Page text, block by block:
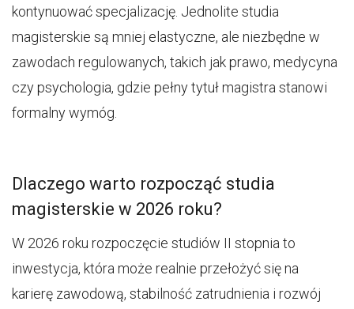
kontynuować specjalizację. Jednolite studia
magisterskie są mniej elastyczne, ale niezbędne w
zawodach regulowanych, takich jak prawo, medycyna
czy psychologia, gdzie pełny tytuł magistra stanowi
formalny wymóg.
Dlaczego warto rozpocząć studia
magisterskie w 2026 roku?
W 2026 roku rozpoczęcie studiów II stopnia to
inwestycja, która może realnie przełożyć się na
karierę zawodową, stabilność zatrudnienia i rozwój